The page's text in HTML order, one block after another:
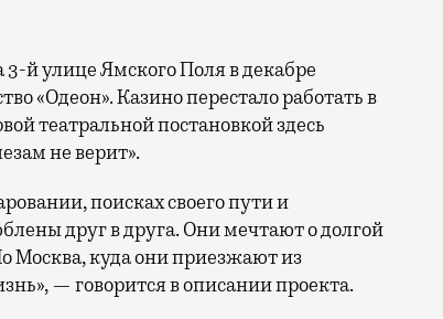
«Одеон». Казино перестало работать в
театральной постановкой здесь
не верит».
поисках своего пути и
друг в друга. Они мечтают о долгой
Москва, куда они приезжают из
— говорится в описании проекта.